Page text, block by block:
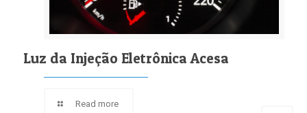
Luz da Injeção Eletrônica Acesa
Read more